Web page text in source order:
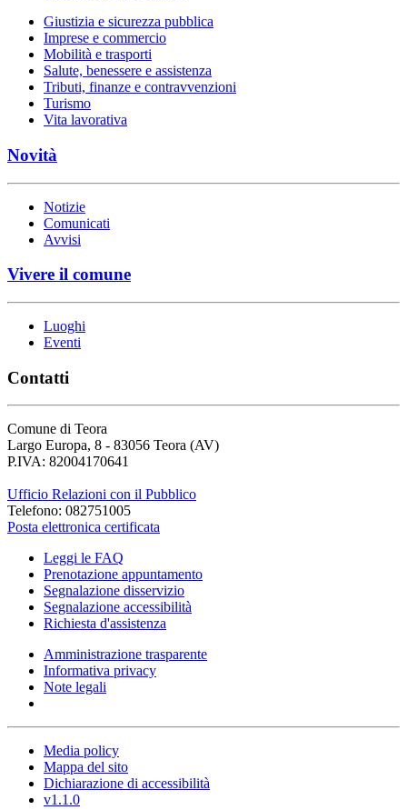
Giustizia e sicurezza pubblica
Imprese e commercio
Mobilità e trasporti
Salute, benessere e assistenza
Tributi, finanze e contravvenzioni
Turismo
Vita lavorativa
Novità
Notizie
Comunicati
Avvisi
Vivere il comune
Luoghi
Eventi
Contatti
Comune di Teora
Largo Europa, 8 - 83056 Teora (AV)
P.IVA: 82004170641
Ufficio Relazioni con il Pubblico
Telefono: 082751005
Posta elettronica certificata
Leggi le FAQ
Prenotazione appuntamento
Segnalazione disservizio
Segnalazione accessibilità
Richiesta d'assistenza
Amministrazione trasparente
Informativa privacy
Note legali
Media policy
Mappa del sito
Dichiarazione di accessibilità
v1.1.0